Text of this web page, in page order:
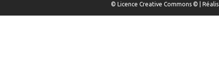
© Licence Creative Commons © |